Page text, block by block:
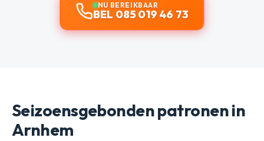
NU BEREIKBAAR
BEL 085 019 46 73
Seizoensgebonden patronen in
Arnhem